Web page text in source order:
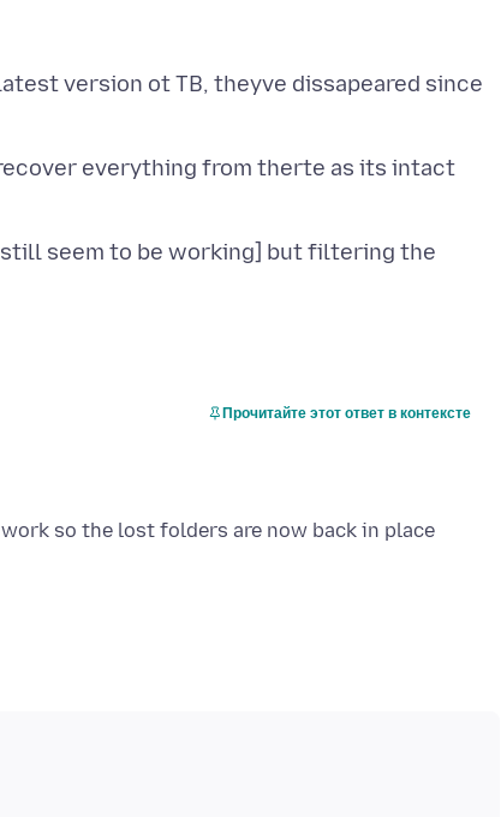
version ot TB, theyve dissapeared since
everything from therte as its intact
seem to be working] but filtering the
Прочитайте этот ответ в контексте